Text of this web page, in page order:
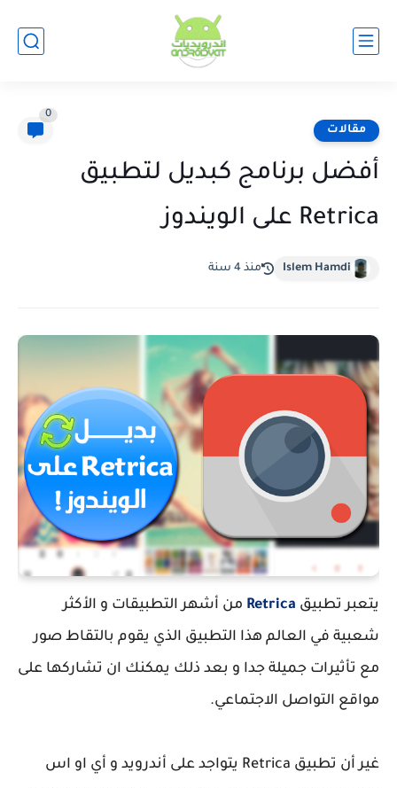
مقالات
0
أفضل برنامج كبديل لتطبيق
Retrica على الويندوز
Islem Hamdi منذ 4 سنة
يتعبر تطبيق Retrica من أشهر التطبيقات و الأكثر
شعبية في العالم هذا التطبيق الذي يقوم بالتقاط صور
مع تأثيرات جميلة جدا و بعد ذلك يمكنك ان تشاركها على
مواقع التواصل الاجتماعي.
غير أن تطبيق Retrica يتواجد على أندرويد و أي او اس